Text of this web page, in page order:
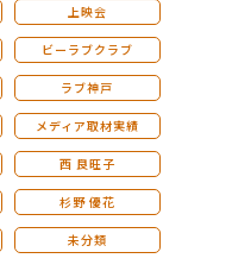
上映会
ビーラブクラブ
ラブ神戸
メディア取材実績
西 良旺子
杉野 優花
未分類